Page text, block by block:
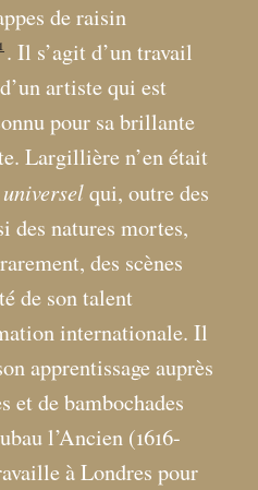
de raisin
1 . Il s’agit d’un travail
artiste qui est
pour sa brillante
Largillière n’en était
qui, outre des
des natures mortes,
des scènes
de son talent
internationale. Il
apprentissage auprès
et de bambochades
l’Ancien (1616-
à Londres pour